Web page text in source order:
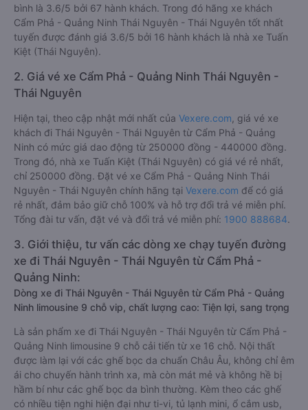
bình là 3.6/5 bởi 67 hành khách. Trong đó hãng xe khách
Cẩm Phả - Quảng Ninh Thái Nguyên - Thái Nguyên tốt nhất
tuyến được đánh giá 3.6/5 bởi 16 hành khách là nhà xe Tuấn
Kiệt (Thái Nguyên).
2. Giá vé xe Cẩm Phả - Quảng Ninh Thái Nguyên -
Thái Nguyên
Hiện tại, theo cập nhật mới nhất của Vexere.com , giá vé xe
khách đi Thái Nguyên - Thái Nguyên từ Cẩm Phả - Quảng
Ninh có mức giá dao động từ 250000 đồng - 440000 đồng.
Trong đó, nhà xe Tuấn Kiệt (Thái Nguyên) có giá vé rẻ nhất,
chỉ 250000 đồng. Đặt vé xe Cẩm Phả - Quảng Ninh Thái
Nguyên - Thái Nguyên chính hãng tại Vexere.com để có giá
rẻ nhất, đảm bảo giữ chỗ 100% và hỗ trợ đổi trả vé miễn phí.
Tổng đài tư vấn, đặt vé và đổi trả vé miễn phí: 1900 888684.
3. Giới thiệu, tư vấn các dòng xe chạy tuyến đường
xe đi Thái Nguyên - Thái Nguyên từ Cẩm Phả -
Quảng Ninh:
Dòng xe đi Thái Nguyên - Thái Nguyên từ Cẩm Phả - Quảng
Ninh limousine 9 chỗ vip, chất lượng cao: Tiện lợi, sang trọng
Là sản phẩm xe đi Thái Nguyên - Thái Nguyên từ Cẩm Phả -
Quảng Ninh limousine 9 chỗ cải tiến từ xe 16 chỗ. Nội thất
được làm lại với các ghế bọc da chuẩn Châu Âu, không chỉ êm
ái cho chuyến hành trình xa, mà còn mát mẻ và không hề bị
hầm bí như các ghế bọc da bình thường. Kèm theo các ghế
có nhiều tiện nghi hiện đại như ti-vi, tủ lạnh mini, ổ cắm usb,